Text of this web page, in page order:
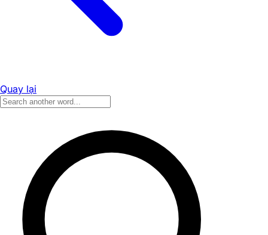
Quay lại